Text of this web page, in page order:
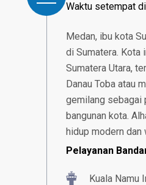
Waktu setempat
Medan, ibu kota
di Sumatera. Kota
Sumatera Utara,
Danau Toba atau
gemilang sebagai
bangunan kota.
hidup modern dan
Pelayanan
Kuala Namu